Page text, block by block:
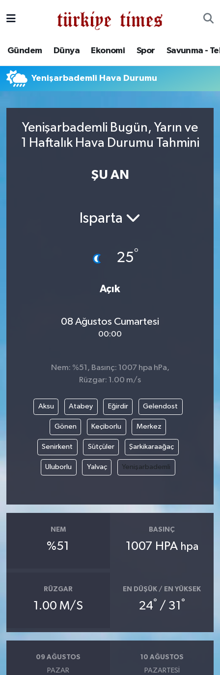
Gündem Dünya Ekonomi Spor Savunma -
Yenişarbademli Hava Durumu
Yenişarbademli Bugün, Yarın ve
1 Haftalık Hava Durumu Tahmini
ŞU AN
Isparta
25°
Açık
08 Ağustos Cumartesi
00:00
Nem: %51, Basınç: 1007 hpa hPa,
Rüzgar: 1.00 m/s
Aksu Atabey Eğirdir Gelendost
Gönen Keçiborlu Merkez
Senirkent Sütçüler Şarkikaraağaç
Uluborlu Yalvaç Yenişarbademli
NEM
%51
BASINÇ
1007 HPA hpa
RÜZGAR
1.00 M/S
EN DÜŞÜK / EN YÜKSEK
24° / 31 °
09 AĞUSTOS
PAZAR
10 AĞUSTOS
PAZARTESI
Savunma - Teknoloji
Son Dakika Haberleri